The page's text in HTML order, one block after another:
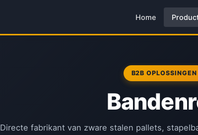
Home
B2B OPLOSSINGEN
Directe fabrikant van zware stalen pallets,